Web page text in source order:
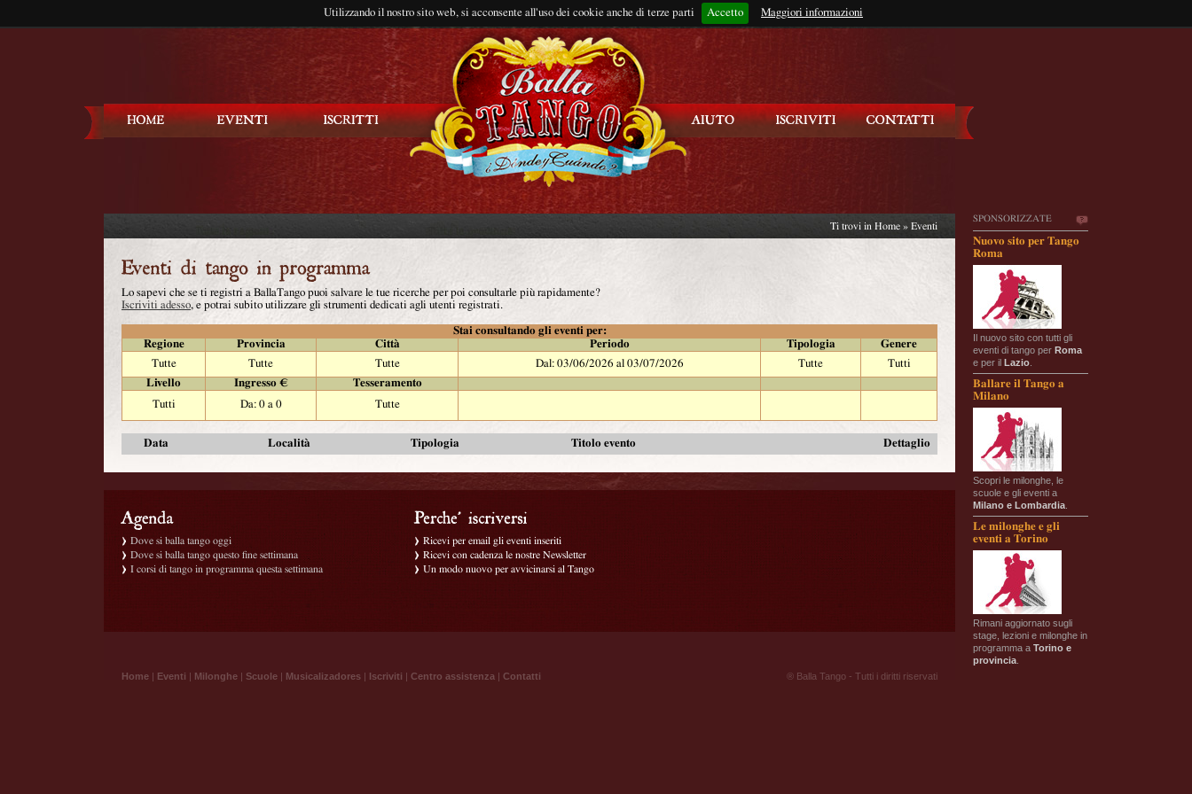
Utilizzando il nostro sito web, si acconsente all'uso dei cookie anche di terze parti Accetto Maggiori informazioni
Rimani connesso?
SPONSORIZZATE
Nuovo sito per Tango
Roma
Il nuovo sito con tutti gli
eventi di tango per Roma
e per il Lazio
Ballare il Tango a
Milano
Scopri le milonghe, le
scuole e gli eventi a
Milano e Lombardia
Le milonghe e gli
eventi a Torino
Rimani aggiornato sugli
stage, lezioni e milonghe in
programma a Torino e
provincia
Ti trovi in Home » Eventi
Lo sapevi che se ti registri a BallaTango puoi salvare le tue ricerche per poi consultarle più rapidamente?
Iscriviti adesso, e potrai subito utilizzare gli strumenti dedicati agli utenti registrati.
Stai consultando gli eventi per:
Regione
Provincia Città Periodo Tipologia
Genere
Tutte
Tutte Tutte Dal: 03/06/2026 al 03/07/2026 Tutte
Tutti
Livello
Ingresso €
Tesseramento
Tutti
Da: 0 a 0 Tutte
Data Località Tipologia Titolo evento Dettaglio
Dove si balla tango oggi
Dove si balla tango questo fine settimana
I corsi di tango in programma questa settimana
Ricevi per email gli eventi inseriti
Ricevi con cadenza le nostre Newsletter
Un modo nuovo per avvicinarsi al Tango
Home | Eventi | Milonghe | Scuole | Musicalizadores | Iscriviti | Centro assistenza | Contatti ® Balla Tango - Tutti i diritti riservati